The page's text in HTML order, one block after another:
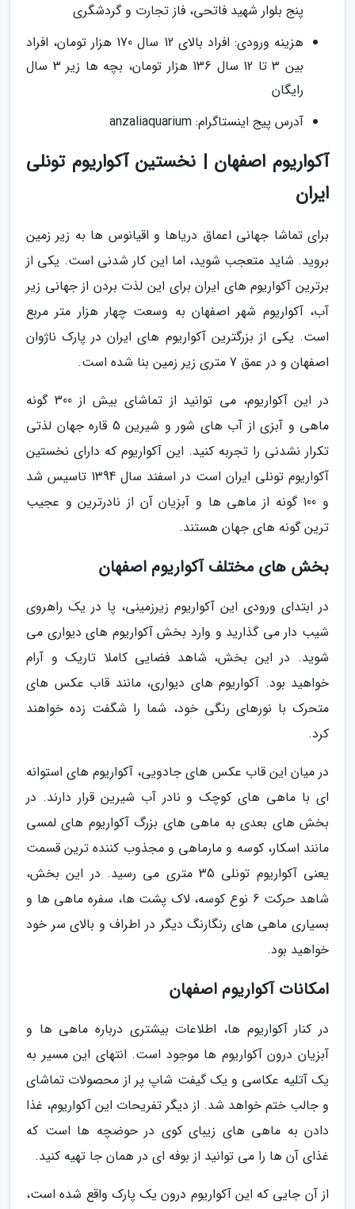
پنج بلوار شهید فاتحی، فاز تجارت و گردشگری
هزینه ورودی: افراد بالای 12 سال 170 هزار تومان، افراد
بین 3 تا 12 سال 136 هزار تومان، بچه ها زیر 3 سال
رایگان
آدرس پیج اینستاگرام: anzaliaquarium
آکواریوم اصفهان | نخستین آکواریوم تونلی
ایران
برای تماشا جهانی اعماق دریاها و اقیانوس ها به زیر زمین
بروید. شاید متعجب شوید، اما این کار شدنی است. یکی از
برترین آکواریوم های ایران برای این لذت بردن از جهانی زیر
آب، آکواریوم شهر اصفهان به وسعت چهار هزار متر مربع
است. یکی از بزرگترین آکواریوم های ایران در پارک ناژوان
اصفهان و در عمق 7 متری زیر زمین بنا شده است.
در این آکواریوم، می توانید از تماشای بیش از 300 گونه
ماهی و آبزی از آب های شور و شیرین 5 قاره جهان لذتی
تکرار نشدنی را تجربه کنید. این آکواریوم که دارای نخستین
آکواریوم تونلی ایران است در اسفند سال 1394 تاسیس شد
و 100 گونه از ماهی ها و آبزیان آن از نادرترین و عجیب
ترین گونه های جهان هستند.
بخش های مختلف آکواریوم اصفهان
در ابتدای ورودی این آکواریوم زیرزمینی، پا در یک راهروی
شیب دار می گذارید و وارد بخش آکواریوم های دیواری می
شوید. در این بخش، شاهد فضایی کاملا تاریک و آرام
خواهید بود. آکواریوم های دیواری، مانند قاب عکس های
متحرک با نورهای رنگی خود، شما را شگفت زده خواهند
کرد.
در میان این قاب عکس های جادویی، آکواریوم های استوانه
ای با ماهی های کوچک و نادر آب شیرین قرار دارند. در
بخش های بعدی به ماهی های بزرگ آکواریوم های لمسی
مانند اسکار، کوسه و مارماهی و مجذوب کننده ترین قسمت
یعنی آکواریوم تونلی 35 متری می رسید. در این بخش،
شاهد حرکت 6 نوع کوسه، لاک پشت ها، سفره ماهی ها و
بسیاری ماهی های رنگارنگ دیگر در اطراف و بالای سر خود
خواهید بود.
امکانات آکواریوم اصفهان
در کنار آکواریوم ها، اطلاعات بیشتری درباره ماهی ها و
آبزیان درون آکواریوم ها موجود است. انتهای این مسیر به
یک آتلیه عکاسی و یک گیفت شاپ پر از محصولات تماشای
و جالب ختم خواهد شد. از دیگر تفریحات این آکواریوم، غذا
دادن به ماهی های زیبای کوی در حوضچه ها است که
غذای آن ها را می توانید از بوفه ای در همان جا تهیه کنید.
از آن جایی که این آکواریوم درون یک پارک واقع شده است،